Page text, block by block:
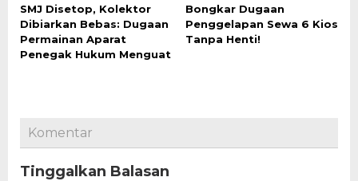
SMJ Disetop, Kolektor
Dibiarkan Bebas: Dugaan
Permainan Aparat
Penegak Hukum Menguat
Bongkar Dugaan
Penggelapan Sewa 6 Kios
Tanpa Henti!
Komentar
Tinggalkan Balasan